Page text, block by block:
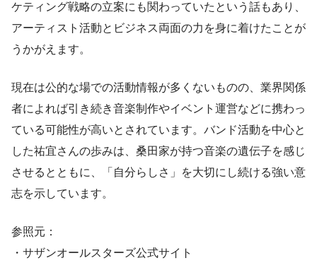
ケティング戦略の立案にも関わっていたという話もあり、
アーティスト活動とビジネス両面の力を身に着けたことが
うかがえます。
現在は公的な場での活動情報が多くないものの、業界関係
者によれば引き続き音楽制作やイベント運営などに携わっ
ている可能性が高いとされています。バンド活動を中心と
した祐宜さんの歩みは、桑田家が持つ音楽の遺伝子を感じ
させるとともに、「自分らしさ」を大切にし続ける強い意
志を示しています。
参照元：
・サザンオールスターズ公式サイト